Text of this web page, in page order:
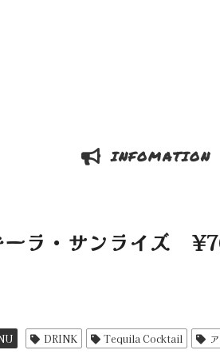
INFOMATION
ーラ・サンライズ
DRINK Tequila Cocktail